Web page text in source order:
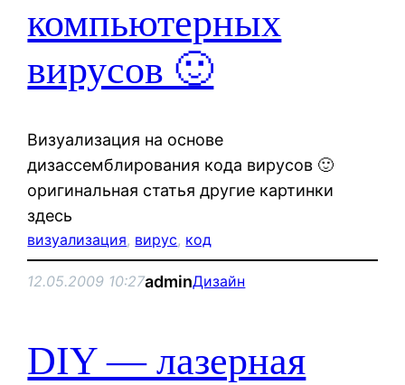
компьютерных
вирусов 🙂
Визуализация на основе
дизассемблирования кода вирусов 🙂
оригинальная статья другие картинки
здесь
визуализация, вирус, код
12.05.2009 10:27adminДизайн
DIY — лазерная